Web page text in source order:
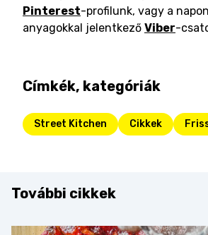
Pinterest-profilunk, vagy a
anyagokkal jelentkező Viber-
Címkék, kategóriák
Street Kitchen Cikkek
További cikkek